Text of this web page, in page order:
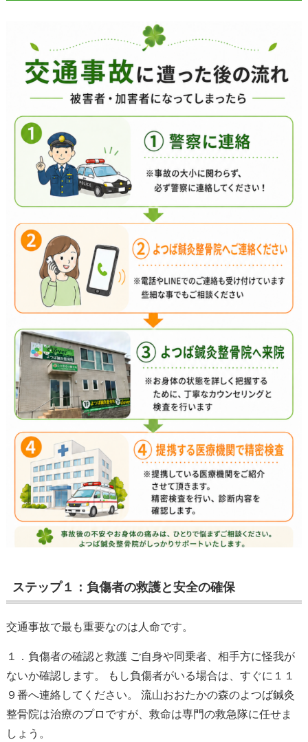
ステップ１：負傷者の救護と安全の確保
交通事故で最も重要なのは人命です。
１．負傷者の確認と救護 ご自身や同乗者、相手方に怪我が
ないか確認します。 もし負傷者がいる場合は、すぐに１１
９番へ連絡してください。 流山おおたかの森のよつば鍼灸
整骨院は治療のプロですが、救命は専門の救急隊に任せま
しょう。